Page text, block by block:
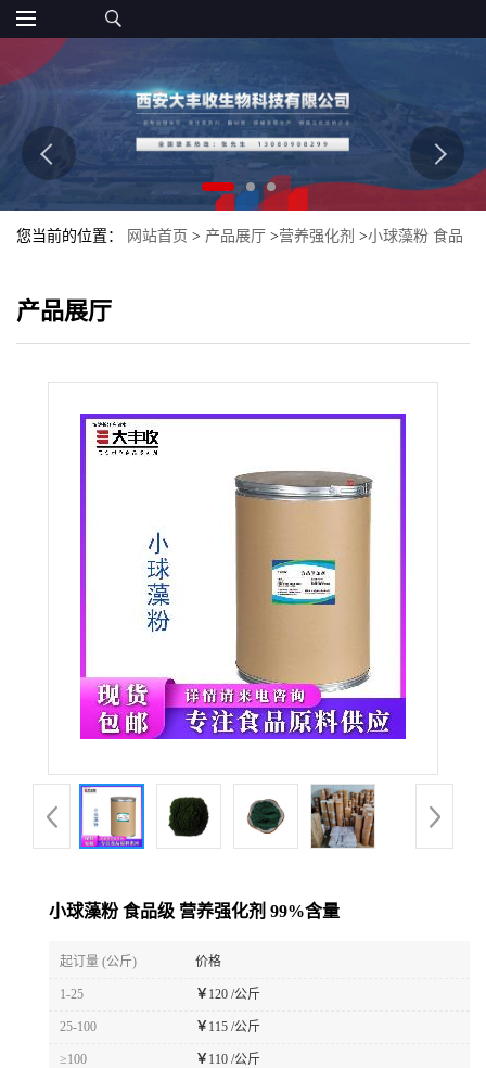
您当前的位置： 网站首页 > 产品展厅 >营养强化剂 >小球藻粉 食品
产品展厅
小球藻粉 食品级 营养强化剂 99%含量
起订量 (公斤) 价格
1-25 ￥120 /公斤
25-100 ￥115 /公斤
≥100 ￥110 /公斤